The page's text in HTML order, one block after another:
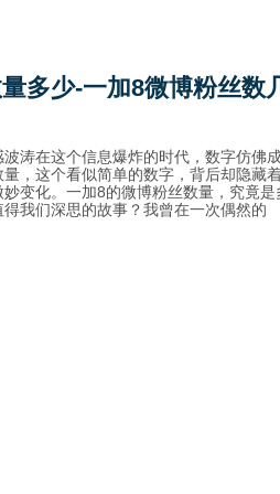
多少-一加8微博粉丝数
涛在这个信息爆炸的时代，数字仿佛
，这个看似简单的数字，背后却隐藏
变化。一加8的微博粉丝数量，究竟是
我们深思的故事？我曾在一次偶然的